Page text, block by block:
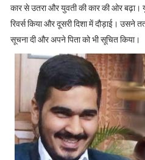
कार से उतरा और युवती की कार की ओर बढ़ा।
रिवर्स किया और दूसरी दिशा में दौड़ाई।
सूचना दी और अपने पिता को भी सूचित किया।